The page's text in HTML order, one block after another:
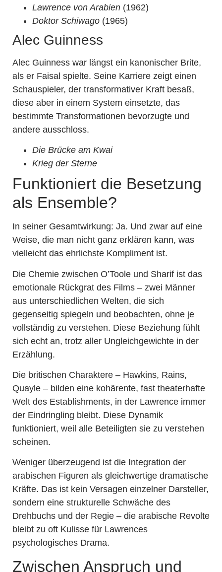
Lawrence von Arabien (1962)
Doktor Schiwago (1965)
Alec Guinness
Alec Guinness war längst ein kanonischer Brite,
als er Faisal spielte. Seine Karriere zeigt einen
Schauspieler, der transformativer Kraft besaß,
diese aber in einem System einsetzte, das
bestimmte Transformationen bevorzugte und
andere ausschloss.
Die Brücke am Kwai
Krieg der Sterne
Funktioniert die Besetzung
als Ensemble?
In seiner Gesamtwirkung: Ja. Und zwar auf eine
Weise, die man nicht ganz erklären kann, was
vielleicht das ehrlichste Kompliment ist.
Die Chemie zwischen O’Toole und Sharif ist das
emotionale Rückgrat des Films – zwei Männer
aus unterschiedlichen Welten, die sich
gegenseitig spiegeln und beobachten, ohne je
vollständig zu verstehen. Diese Beziehung fühlt
sich echt an, trotz aller Ungleichgewichte in der
Erzählung.
Die britischen Charaktere – Hawkins, Rains,
Quayle – bilden eine kohärente, fast theaterhafte
Welt des Establishments, in der Lawrence immer
der Eindringling bleibt. Diese Dynamik
funktioniert, weil alle Beteiligten sie zu verstehen
scheinen.
Weniger überzeugend ist die Integration der
arabischen Figuren als gleichwertige dramatische
Kräfte. Das ist kein Versagen einzelner Darsteller,
sondern eine strukturelle Schwäche des
Drehbuchs und der Regie – die arabische Revolte
bleibt zu oft Kulisse für Lawrences
psychologisches Drama.
Zwischen Anspruch und